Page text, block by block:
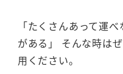
「たくさんあって運
がある」 そんな時は
用ください。